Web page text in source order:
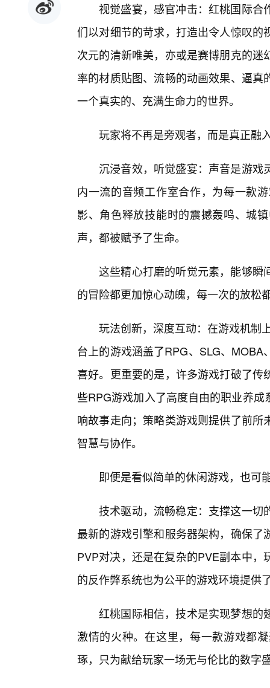
视觉盛宴，感官冲击：红桃国际
们以对细节的苛求，打造出令人惊叹
次元的清新唯美，亦或是赛博朋克的
率的材质贴图、流畅的动画效果、逼
一个真实的、充满生命力的世界。
玩家将不再是旁观者，而是真正融
沉浸音效，听觉盛宴：声音是游
内一流的音频工作室合作，为每一款
影、角色释放技能时的震撼轰鸣、城
声，都被赋予了生命。
这些精心打磨的听觉元素，能够瞬
的冒险都更加惊心动魄，每一次的放松
玩法创新，深度互动：在游戏机制
台上的游戏涵盖了RPG、SLG、
喜好。更重要的是，许多游戏打破了
些RPG游戏加入了高度自由的职业养
响故事走向；策略类游戏则提供了前
智慧与协作。
即便是看似简单的休闲游戏，也可
技术驱动，流畅稳定：支撑这一切
最新的游戏引擎和服务器架构，确保
PVP对决，还是在复杂的PVE副本中
的反作弊系统也为公平的游戏环境提供
红桃国际相信，技术是实现梦想的
激情的火种。在这里，每一款游戏都
琢，只为献给玩家一场无与伦比的数字